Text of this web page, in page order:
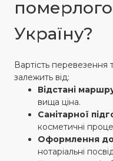
померлого
Україну?
Вартість перевезення
залежить від:
Відстані
вища ціна.
Санітарної
косметичні
Оформлення
нотаріальні